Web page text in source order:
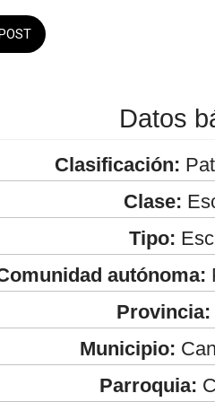
Datos
Clasificación:
Clase:
Tipo:
autónoma:
Provincia:
Municipio:
Parroquia: